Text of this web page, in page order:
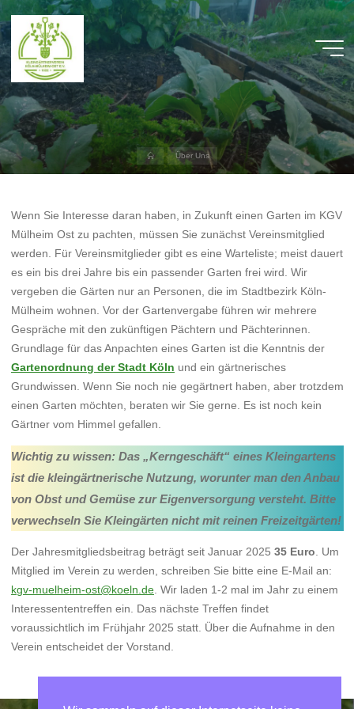
Zum
Inhalt
springen
KGV
Mülheim
Ost
HERZLICH
WILLKOMMEN
AUF
DER
DES
KGV
MÜLHEIM
Start Über Uns
Wenn Sie Interesse daran haben, in Zukunft einen Garten im KGV
Mülheim Ost zu pachten, müssen Sie zunächst Vereinsmitglied
werden. Für Vereinsmitglieder gibt es eine Warteliste; meist dauert
es ein bis drei Jahre bis ein passender Garten frei wird. Wir
vergeben die Gärten nur an Personen, die im Stadtbezirk Köln-
Mülheim wohnen. Vor der Gartenvergabe führen wir mehrere
Gespräche mit den zukünftigen Pächtern und Pächterinnen.
Grundlage für das Anpachten eines Garten ist die Kenntnis der
Gartenordnung der Stadt Köln und ein gärtnerisches
Grundwissen. Wenn Sie noch nie gegärtnert haben, aber trotzdem
einen Garten möchten, beraten wir Sie gerne. Es ist noch kein
Gärtner vom Himmel gefallen.
Wichtig zu wissen: Das „Kerngeschäft“ eines Kleingartens
ist die kleingärtnerische Nutzung, worunter man den Anbau
von Obst und Gemüse zur Eigenversorgung versteht. Bitte
verwechseln Sie Kleingärten nicht mit reinen Freizeitgärten!
Der Jahresmitgliedsbeitrag beträgt seit Januar 2025 35 Euro . Um
Mitglied im Verein zu werden, schreiben Sie bitte eine E-Mail an:
kgv-muelheim-ost@koeln.de. Wir laden 1-2 mal im Jahr zu einem
Interessententreffen ein. Das nächste Treffen findet
voraussichtlich im Frühjahr 2025 statt. Über die Aufnahme in den
Verein entscheidet der Vorstand.